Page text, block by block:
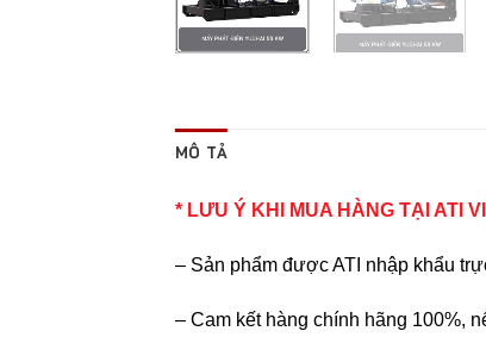
MÔ TẢ
* LƯU Ý KHI MUA HÀNG TẠI ATI
– Sản phẩm được ATI nhập khẩu
– Cam kết hàng chính hãng 100%,